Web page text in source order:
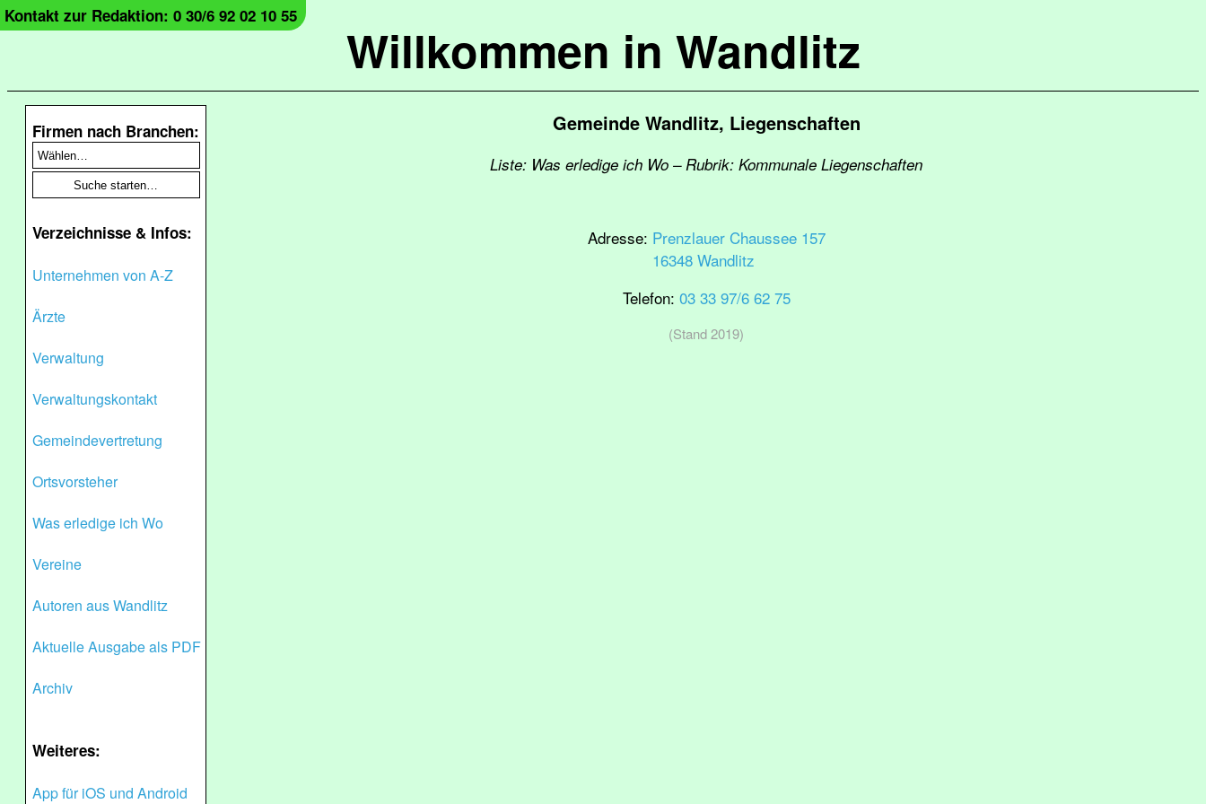
Willkommen in Wandlitz
Kontakt zur Redaktion: 0 30/6 92 02 10 55
Firmen nach Branchen:
Verzeichnisse & Infos:
Unternehmen von A-Z
Ärzte
Verwaltung
Verwaltungskontakt
Gemeindevertretung
Ortsvorsteher
Was erledige ich Wo
Vereine
Autoren aus Wandlitz
Aktuelle Ausgabe als PDF
Archiv
Weiteres:
App für iOS und Android
Gemeinde Wandlitz, Liegenschaften
Liste: Was erledige ich Wo – Rubrik: Kommunale Liegenschaften
Adresse: Prenzlauer Chaussee 157
16348 Wandlitz
Telefon: 03 33 97/6 62 75
(Stand 2019)